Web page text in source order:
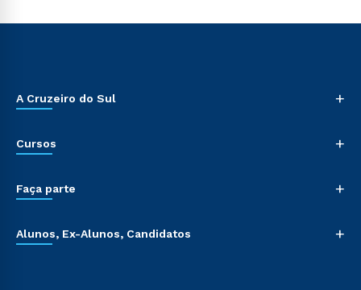
A Cruzeiro do Sul +
Cursos +
Faça parte +
Alunos, Ex-Alunos, Candidatos +